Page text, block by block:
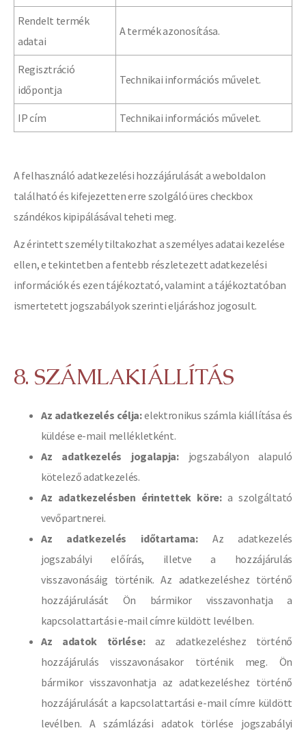
Rendelt termék
adatai
A termék azonosítása.
Regisztráció
időpontja
Technikai információs művelet.
IP cím Technikai információs művelet.
A felhasználó adatkezelési hozzájárulását a weboldalon
található és kifejezetten erre szolgáló üres checkbox
szándékos kipipálásával teheti meg.
Az érintett személy tiltakozhat a személyes adatai kezelése
ellen, e tekintetben a fentebb részletezett adatkezelési
információk és ezen tájékoztató, valamint a tájékoztatóban
ismertetett jogszabályok szerinti eljáráshoz jogosult.
8. SZÁMLAKIÁLLÍTÁS
Az adatkezelés célja:elektronikus számla kiállítása és
küldése e-mail mellékletként.
Az adatkezelés jogalapja:jogszabályon alapuló
kötelező adatkezelés.
Az adatkezelésben érintettek köre:a szolgáltató
vevőpartnerei.
Az adatkezelés időtartama:Az adatkezelés
jogszabályi előírás, illetve a hozzájárulás
visszavonásáig történik. Az adatkezeléshez történő
hozzájárulását Ön bármikor visszavonhatja a
kapcsolattartási e-mail címre küldött levélben.
Az adatok törlése:az adatkezeléshez történő
hozzájárulás visszavonásakor történik meg. Ön
bármikor visszavonhatja az adatkezeléshez történő
hozzájárulását a kapcsolattartási e-mail címre küldött
levélben. A számlázási adatok törlése jogszabályi